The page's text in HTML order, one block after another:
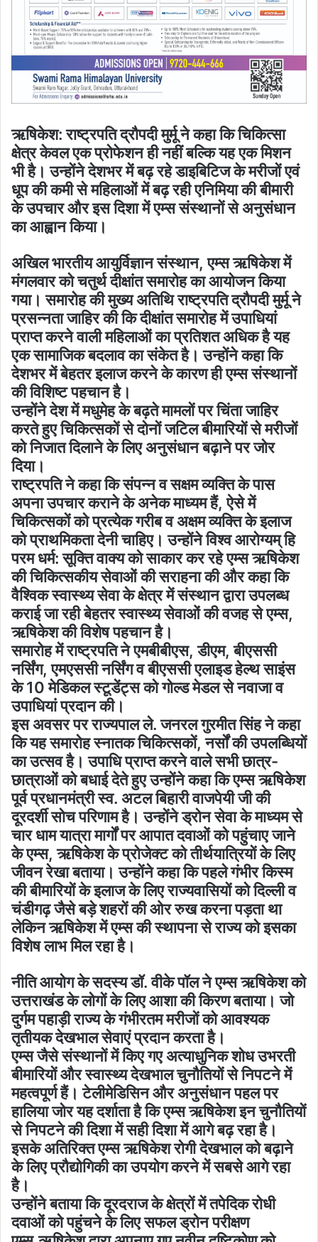
ऋषिकेश: राष्ट्रपति द्रौपदी मुर्मू ने कहा कि चिकित्सा
क्षेत्र केवल एक प्रोफेशन ही नहीं बल्कि यह एक मिशन
भी है। उन्होंने देशभर में बढ़ रहे डाइबिटिज के मरीजों एवं
धूप की कमी से महिलाओं में बढ़ रही एनिमिया की बीमारी
के उपचार और इस दिशा में एम्स संस्थानों से अनुसंधान
का आह्वान किया।
अखिल भारतीय आयुर्विज्ञान संस्थान, एम्स ऋषिकेश में
मंगलवार को चतुर्थ दीक्षांत समारोह का आयोजन किया
गया। समारोह की मुख्य अतिथि राष्ट्रपति द्रौपदी मुर्मू ने
प्रसन्नता जाहिर की कि दीक्षांत समारोह में उपाधियां
प्राप्त करने वाली महिलाओं का प्रतिशत अधिक है यह
एक सामाजिक बदलाव का संकेत है। उन्होंने कहा कि
देशभर में बेहतर इलाज करने के कारण ही एम्स संस्थानों
की विशिष्ट पहचान है।
उन्होंने देश में मधुमेह के बढ़ते मामलों पर चिंता जाहिर
करते हुए चिकित्सकों से दोनों जटिल बीमारियों से मरीजों
को निजात दिलाने के लिए अनुसंधान बढ़ाने पर जोर
दिया।
राष्ट्रपति ने कहा कि संपन्न व सक्षम व्यक्ति के पास
अपना उपचार कराने के अनेक माध्यम हैं, ऐसे में
चिकित्सकों को प्रत्येक गरीब व अक्षम व्यक्ति के इलाज
को प्राथमिकता देनी चाहिए। उन्होंने विश्व आरोग्यम् हि
परम धर्म: सूक्ति वाक्य को साकार कर रहे एम्स ऋषिकेश
की चिकित्सकीय सेवाओं की सराहना की और कहा कि
वैश्विक स्वास्थ्य सेवा के क्षेत्र में संस्थान द्वारा उपलब्ध
कराई जा रही बेहतर स्वास्थ्य सेवाओं की वजह से एम्स,
ऋषिकेश की विशेष पहचान है।
समारोह में राष्ट्रपति ने एमबीबीएस, डीएम, बीएससी
नर्सिंग, एमएससी नर्सिंग व बीएससी एलाइड हेल्थ साइंस
के 10 मेडिकल स्टूडेंट्स को गोल्ड मेडल से नवाजा व
उपाधियां प्रदान की।
इस अवसर पर राज्यपाल ले. जनरल गुरमीत सिंह ने कहा
कि यह समारोह स्नातक चिकित्सकों, नर्सों की उपलब्धियों
का उत्सव है। उपाधि प्राप्त करने वाले सभी छात्र-
छात्राओं को बधाई देते हुए उन्होंने कहा कि एम्स ऋषिकेश
पूर्व प्रधानमंत्री स्व. अटल बिहारी वाजपेयी जी की
दूरदर्शी सोच परिणाम है। उन्होंने ड्रोन सेवा के माध्यम से
चार धाम यात्रा मार्गों पर आपात दवाओं को पहुंचाए जाने
के एम्स, ऋषिकेश के प्रोजेक्ट को तीर्थयात्रियों के लिए
जीवन रेखा बताया। उन्होंने कहा कि पहले गंभीर किस्म
की बीमारियों के इलाज के लिए राज्यवासियों को दिल्ली व
चंडीगढ़ जैसे बड़े शहरों की ओर रुख करना पड़ता था
लेकिन ऋषिकेश में एम्स की स्थापना से राज्य को इसका
विशेष लाभ मिल रहा है।
नीति आयोग के सदस्य डॉ. वीके पॉल ने एम्स ऋषिकेश को
उत्तराखंड के लोगों के लिए आशा की किरण बताया। जो
दुर्गम पहाड़ी राज्य के गंभीरतम मरीजों को आवश्यक
तृतीयक देखभाल सेवाएं प्रदान करता है।
एम्स जैसे संस्थानों में किए गए अत्याधुनिक शोध उभरती
बीमारियों और स्वास्थ्य देखभाल चुनौतियों से निपटने में
महत्वपूर्ण हैं। टेलीमेडिसिन और अनुसंधान पहल पर
हालिया जोर यह दर्शाता है कि एम्स ऋषिकेश इन चुनौतियों
से निपटने की दिशा में सही दिशा में आगे बढ़ रहा है।
इसके अतिरिक्त एम्स ऋषिकेश रोगी देखभाल को बढ़ाने
के लिए प्रौद्योगिकी का उपयोग करने में सबसे आगे रहा
है।
उन्होंने बताया कि दूरदराज के क्षेत्रों में तपेदिक रोधी
दवाओं को पहुंचने के लिए सफल ड्रोन परीक्षण